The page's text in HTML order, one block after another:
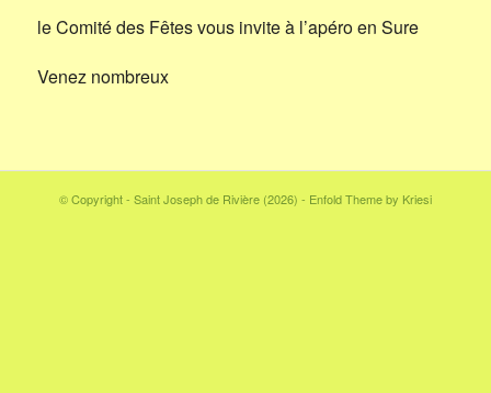
le Comité des Fêtes vous invite à l’apéro en Sure
Venez nombreux
© Copyright - Saint Joseph de Rivière (2026) - Enfold Theme by Kriesi